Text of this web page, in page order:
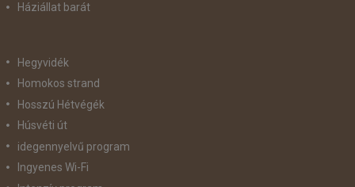
Háziállat barát
Hegyvidék
Homokos strand
Hosszú Hétvégék
Húsvéti út
idegennyelvű program
Ingyenes Wi-Fi